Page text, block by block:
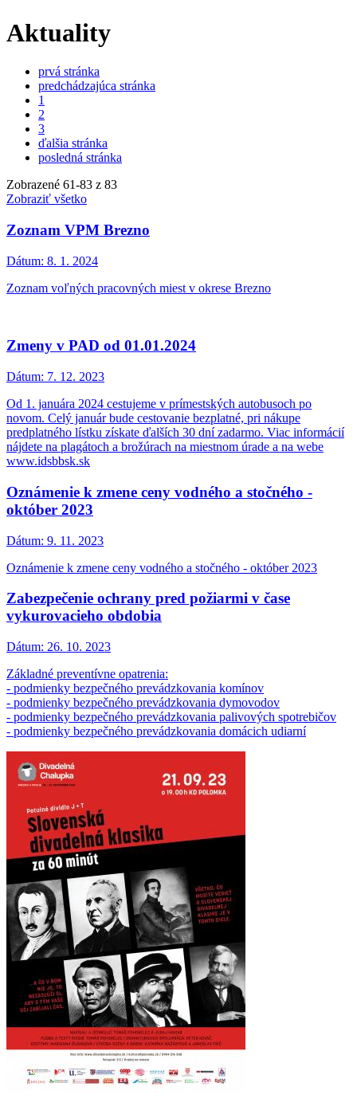
Aktuality
prvá stránka
predchádzajúca stránka
1
2
3
ďalšia stránka
posledná stránka
Zobrazené 61-83 z 83
Zobraziť všetko
Zoznam VPM Brezno
Dátum: 8. 1. 2024
Zoznam voľných pracovných miest v okrese Brezno
Zmeny v PAD od 01.01.2024
Dátum: 7. 12. 2023
Od 1. januára 2024 cestujeme v prímestských autobusoch po
novom. Celý január bude cestovanie bezplatné, pri nákupe
predplatného lístku získate ďalších 30 dní zadarmo. Viac informácií
nájdete na plagátoch a brožúrach na miestnom úrade a na webe
www.idsbbsk.sk
Oznámenie k zmene ceny vodného a stočného -
október 2023
Dátum: 9. 11. 2023
Oznámenie k zmene ceny vodného a stočného - október 2023
Zabezpečenie ochrany pred požiarmi v čase
vykurovacieho obdobia
Dátum: 26. 10. 2023
Základné preventívne opatrenia:
- podmienky bezpečného prevádzkovania komínov
- podmienky bezpečného prevádzkovania dymovodov
- podmienky bezpečného prevádzkovania palivových spotrebičov
- podmienky bezpečného prevádzkovania domácich udiarní